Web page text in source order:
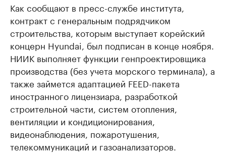
Как сообщают в пресс-службе института,
контракт с генеральным подрядчиком
строительства, которым выступает корейский
концерн Hyundai, был подписан в конце ноября.
НИИК выполняет функции генпроектировщика
производства (без учета морского терминала), а
также займется адаптацией FEED-пакета
иностранного лицензиара, разработкой
строительной части, систем отопления,
вентиляции и кондиционирования,
видеонаблюдения, пожаротушения,
телекоммуникаций и газоанализаторов.